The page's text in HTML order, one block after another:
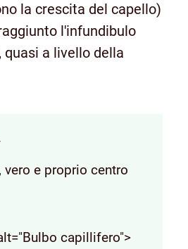
la crescita del capello)
l'infundibulo
a livello della
e proprio centro
capillifero">